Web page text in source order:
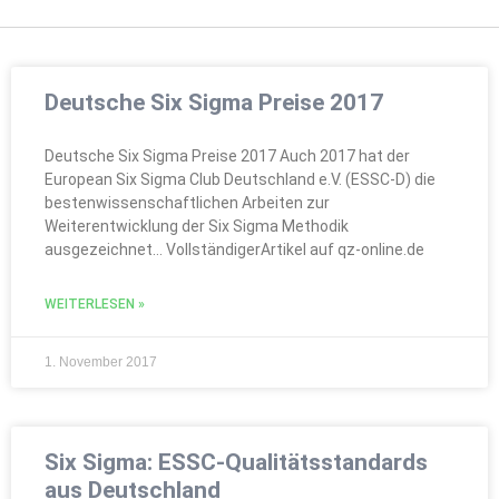
Deutsche Six Sigma Preise 2017
Deutsche Six Sigma Preise 2017 Auch 2017 hat der
European Six Sigma Club Deutschland e.V. (ESSC-D) die
bestenwissenschaftlichen Arbeiten zur
Weiterentwicklung der Six Sigma Methodik
ausgezeichnet… VollständigerArtikel auf qz-online.de
WEITERLESEN »
1. November 2017
Six Sigma: ESSC-Qualitätsstandards
aus Deutschland